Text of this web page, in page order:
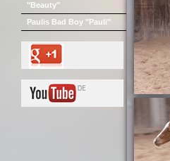
"Beauty"
Paulis Bad Boy "Pauli"